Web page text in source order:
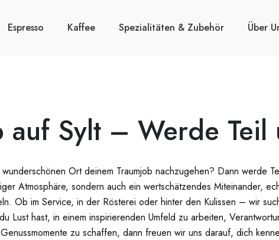
Espresso Kaffee Spezialitäten & Zubehör Über
auf Sylt – Werde Teil
Ort deinem Traumjob nachzugehen? Dann werde
Atmosphäre, sondern auch ein wertschätzendes Miteinander,
Ob im Service, in der Rösterei oder hinter den Kulissen – wir
Lust hast, in einem inspirierenden Umfeld zu arbeiten,
zu schaffen, dann freuen wir uns darauf, dich